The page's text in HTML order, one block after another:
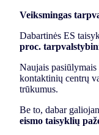
Veiksmingas
Dabartinės ES
proc.
Naujais
kontaktinių centrų
trūkumus.
Be to, dabar
eismo taisyklių